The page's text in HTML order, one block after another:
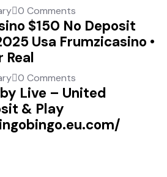
0 Comments
$150 No Deposit
Usa Frumzicasino •
Real
0 Comments
Live – United
& Play